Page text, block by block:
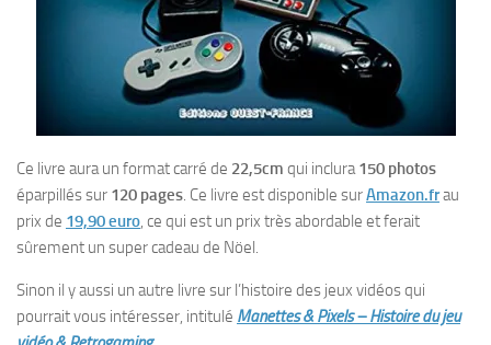
Ce livre aura un format carré de 22,5cm qui inclura150 photos
éparpillés sur 120 pages. Ce livre est disponible surAmazon.frau
prix de 19,90 euro, ce qui est un prix très abordable et ferait
sûrement un super cadeau de Nöel.
Sinon il y aussi un autre livre sur l’histoire des jeux vidéos qui
pourrait vous intéresser, intitulé Manettes & Pixels – Histoire du jeu